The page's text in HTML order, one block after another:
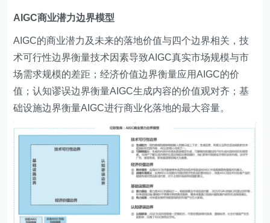
AIGC商业潜力边界模型
AIGC的商业潜力及未来的落地价值与四个边界相关，技
术可行性边界衡量技术因素导致AIGC真实市场规模与市
场需求规模的差距；经济价值边界衡量应用AIGC的价
值；认知谬误边界衡量AIGC生成内容的价值观对齐；基
础设施边界衡量AIGC进行商业化落地的最大容量。